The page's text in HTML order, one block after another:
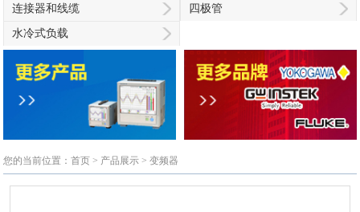
连接器和线缆 四极管
水冷式负载
您的当前位置：首页 > 产品展示 >变频器